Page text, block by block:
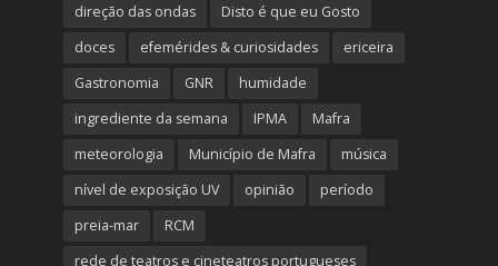
direção das ondas
Disto é que eu Gosto
doces
efemérides & curiosidades
ericeira
Gastronomia
GNR
humidade
ingrediente da semana
IPMA
Mafra
meteorologia
Município de Mafra
música
nível de exposição UV
opinião
período
preia-mar
RCM
rede de teatros e cineteatros portugueses